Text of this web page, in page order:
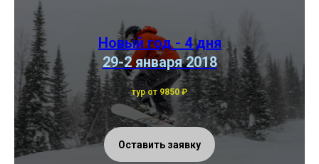
Новый год - 4 дня
29-2 января 2018
тур от 9850₽
Оставить заявку